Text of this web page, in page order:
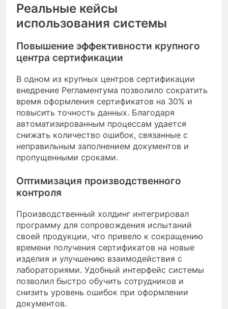
Реальные кейсы
использования системы
Повышение эффективности крупного
центра сертификации
В одном из крупных центров сертификации
внедрение Регламентума позволило сократить
время оформления сертификатов на 30% и
повысить точность данных. Благодаря
автоматизированным процессам удается
снижать количество ошибок, связанные с
неправильным заполнением документов и
пропущенными сроками.
Оптимизация производственного
контроля
Производственный холдинг интегрировал
программу для сопровождения испытаний
своей продукции, что привело к сокращению
времени получения сертификатов на новые
изделия и улучшению взаимодействия с
лабораториями. Удобный интерфейс системы
позволил быстро обучить сотрудников и
снизить уровень ошибок при оформлении
документов.